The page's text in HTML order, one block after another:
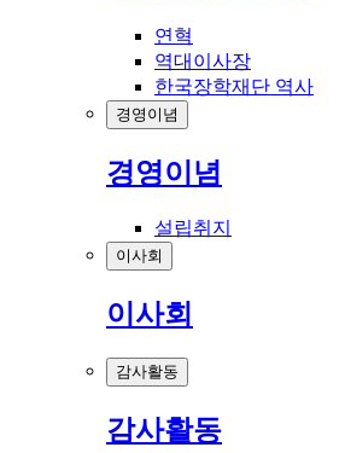
연혁
역대이사장
한국장학재단 역사
경영이념
경영이념
설립취지
이사회
이사회
감사활동
감사활동